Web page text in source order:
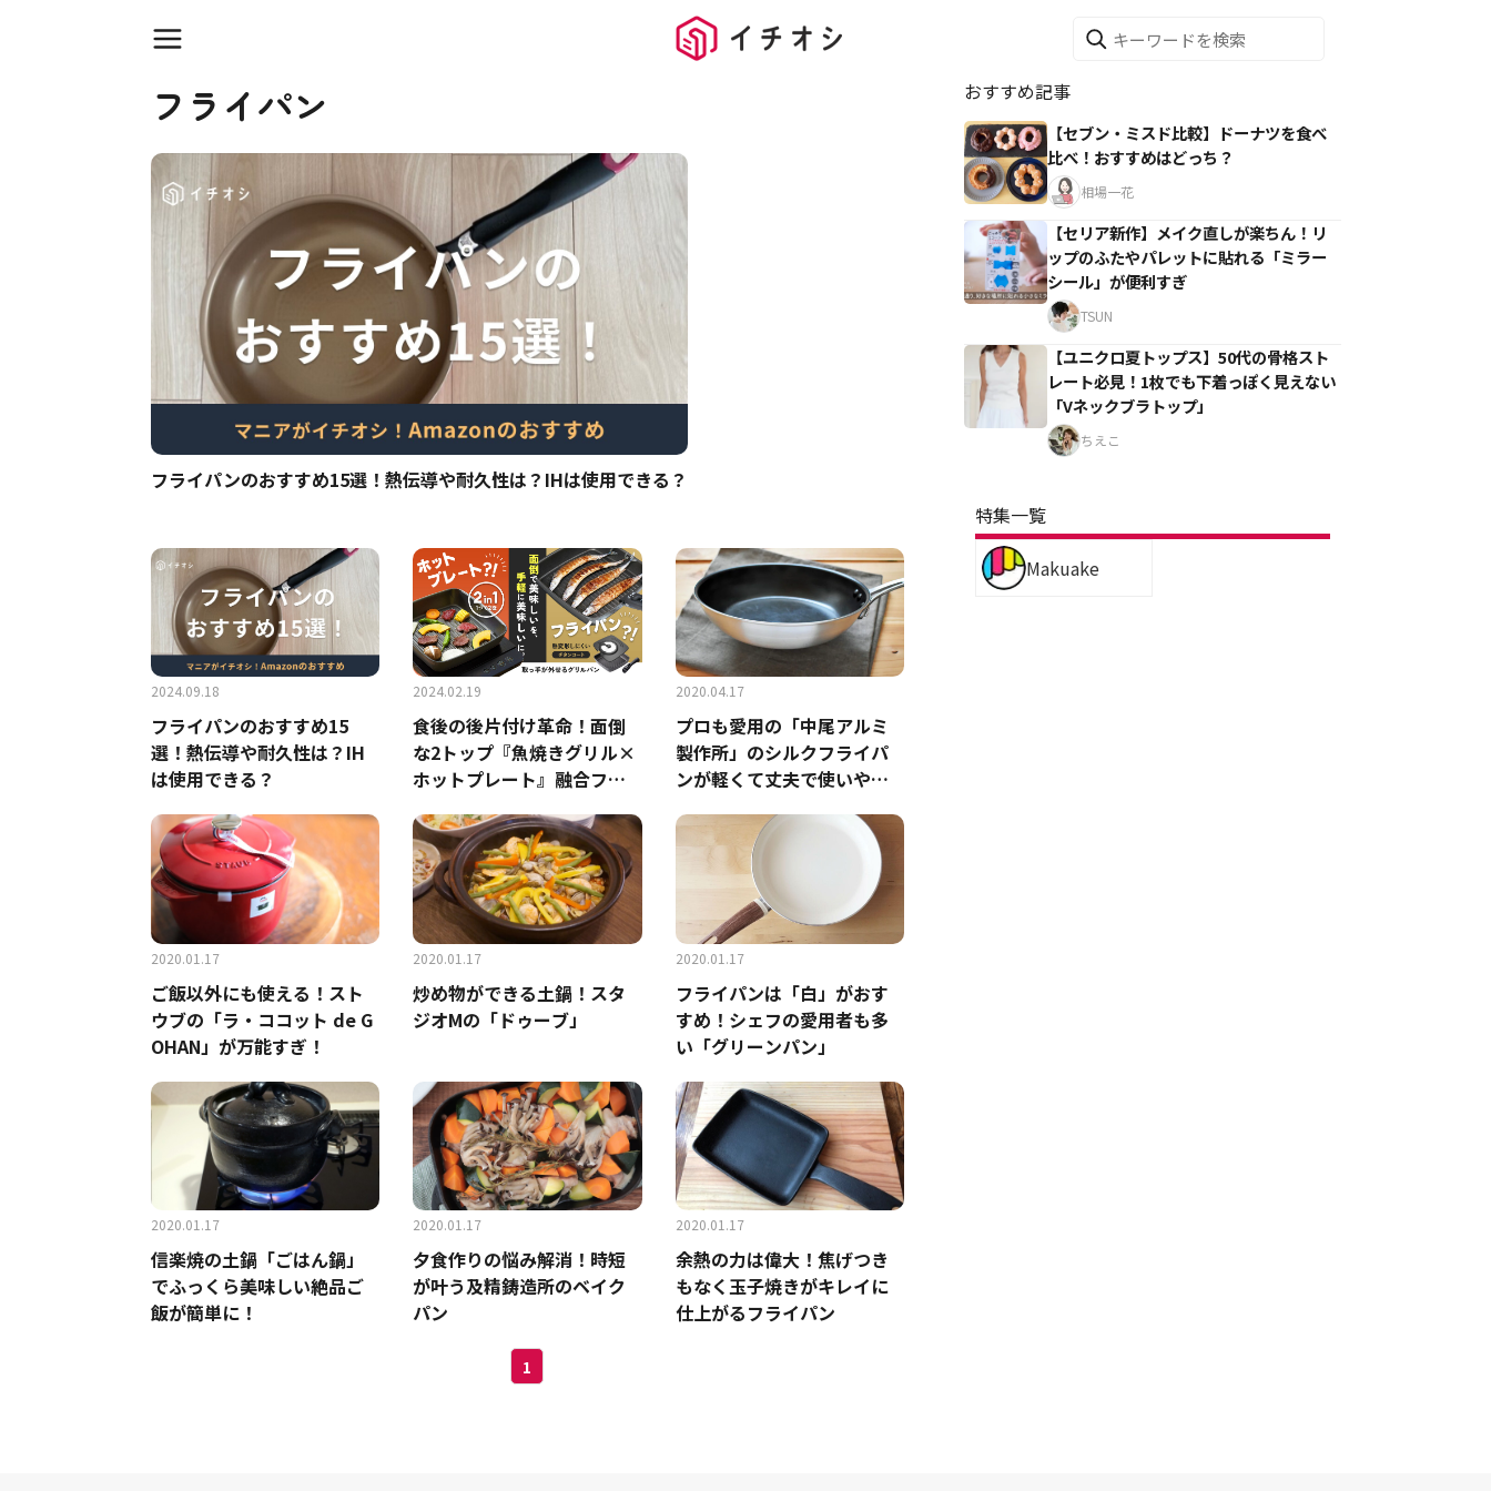
フライパン
フライパンのおすすめ15選！熱伝導や耐久性は？IHは使用できる？
2024.09.18
フライパンのおすすめ15
選！熱伝導や耐久性は？IH
は使用できる？
2024.02.19
食後の後片付け革命！面倒
な2トップ『魚焼きグリル×
ホットプレート』融合フラ
は3月30日まで
2020.04.17
プロも愛用の「中尾アルミ
製作所」のシルクフライパ
ンが軽くて丈夫で使いやす
2020.01.17
ご飯以外にも使える！スト
ウブの「ラ・ココット de G
OHAN」が万能すぎ！
2020.01.17
炒め物ができる土鍋！スタ
ジオMの「ドゥーブ」
2020.01.17
フライパンは「白」がおす
すめ！シェフの愛用者も多
い「グリーンパン」
2020.01.17
信楽焼の土鍋「ごはん鍋」
でふっくら美味しい絶品ご
飯が簡単に！
2020.01.17
夕食作りの悩み解消！時短
が叶う及精鋳造所のベイク
パン
2020.01.17
余熱の力は偉大！焦げつき
もなく玉子焼きがキレイに
仕上がるフライパン
1
おすすめ記事
【セブン・ミスド比較】ドーナツを食べ
比べ！おすすめはどっち？
相場一花
【セリア新作】メイク直しが楽ちん！リ
ップのふたやパレットに貼れる「ミラー
シール」が便利すぎ
TSUN
【ユニクロ夏トップス】50代の骨格スト
レート必見！1枚でも下着っぽく見えない
「Vネックブラトップ」
ちえこ
特集一覧
Makuake